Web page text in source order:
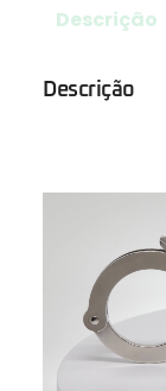
Descrição
Descrição